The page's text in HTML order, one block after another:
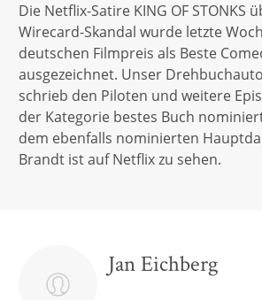
Die Netflix-Satire KING OF STONKS
Wirecard-Skandal wurde letzte
deutschen Filmpreis als Beste
ausgezeichnet. Unser
schrieb den Piloten und weitere
der Kategorie bestes Buch
dem ebenfalls nominierten
Brandt ist auf Netflix zu sehen.
Jan Eichberg